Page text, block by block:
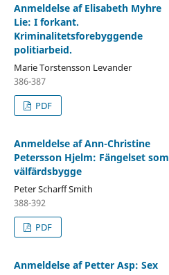
Anmeldelse af Elisabeth Myhre
Lie: I forkant.
Kriminalitetsforebyggende
politiarbeid.
Marie Torstensson Levander
386-387
PDF
Anmeldelse af Ann-Christine
Petersson Hjelm: Fängelset som
välfärdsbygge
Peter Scharff Smith
388-392
PDF
Anmeldelse af Petter Asp: Sex